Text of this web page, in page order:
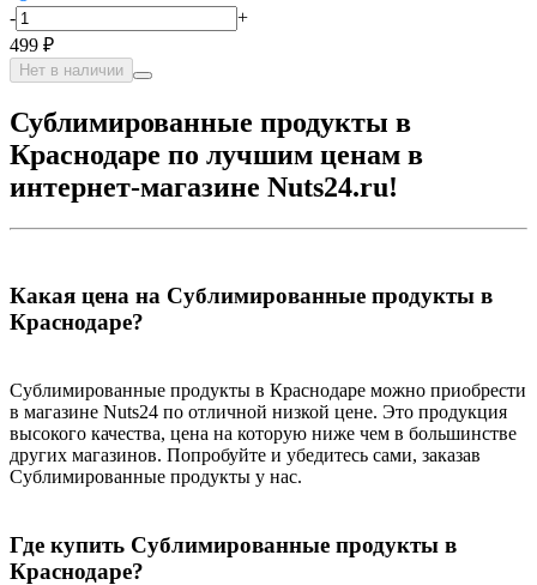
-
+
499 ₽
Нет в наличии
Сублимированные продукты в
Краснодаре по лучшим ценам в
интернет-магазине Nuts24.ru!
Какая цена на Сублимированные продукты в
Краснодаре?
Сублимированные продукты в Краснодаре можно приобрести
в магазине Nuts24 по отличной низкой цене. Это продукция
высокого качества, цена на которую ниже чем в большинстве
других магазинов. Попробуйте и убедитесь сами, заказав
Сублимированные продукты у нас.
Где купить Сублимированные продукты в
Краснодаре?